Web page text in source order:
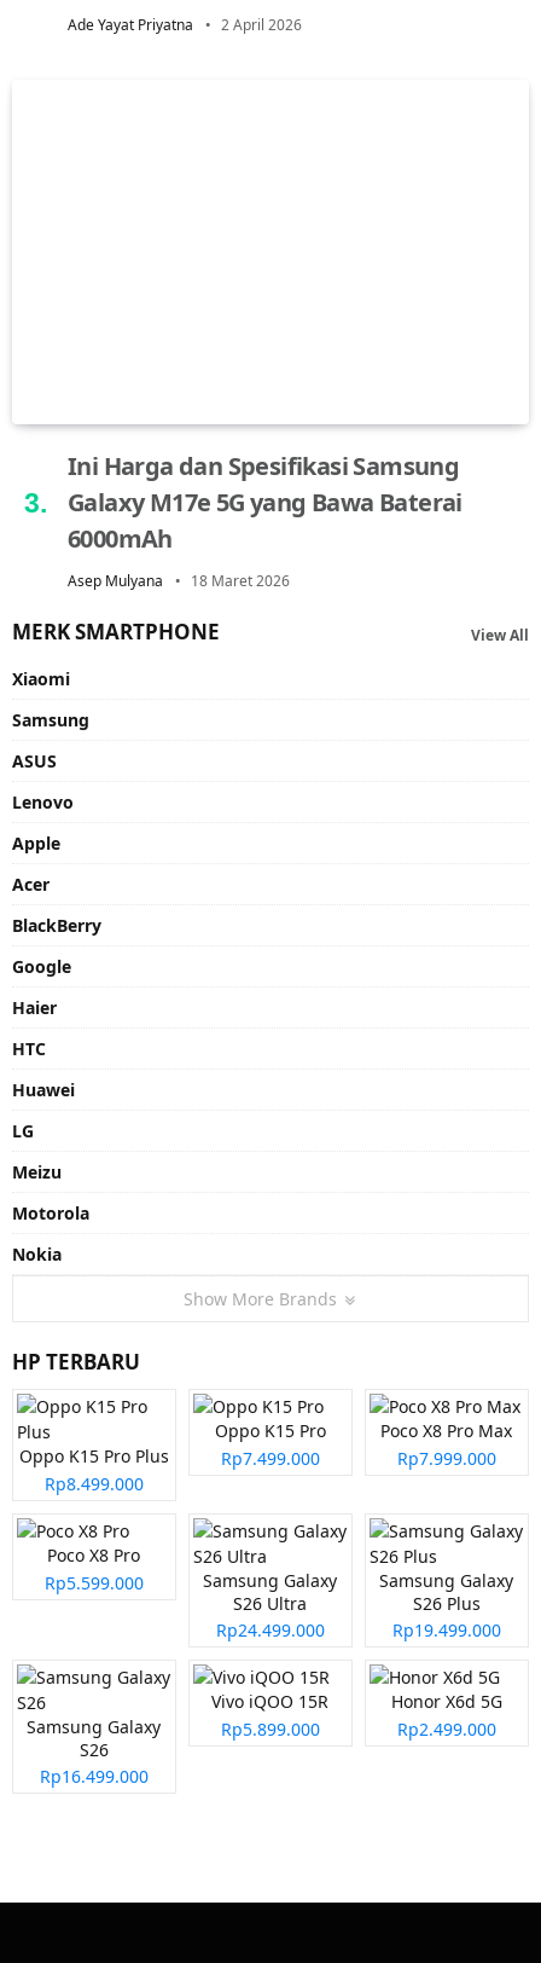
Ade Yayat Priyatna 2 April 2026
Ini Harga dan Spesifikasi Samsung
Galaxy M17e 5G yang Bawa Baterai
6000mAh
Asep Mulyana 18 Maret 2026
MERK SMARTPHONE View All
Xiaomi
Samsung
ASUS
Lenovo
Apple
Acer
BlackBerry
Google
Haier
HTC
Huawei
LG
Meizu
Motorola
Nokia
Show More Brands
HP TERBARU
Oppo K15 Pro Plus
Rp8.499.000
Oppo K15 Pro
Rp7.499.000
Poco X8 Pro Max
Rp7.999.000
Poco X8 Pro
Rp5.599.000
Samsung Galaxy
S26 Ultra
Rp24.499.000
Samsung Galaxy
S26 Plus
Rp19.499.000
Samsung Galaxy
S26
Rp16.499.000
Vivo iQOO 15R
Rp5.899.000
Honor X6d 5G
Rp2.499.000